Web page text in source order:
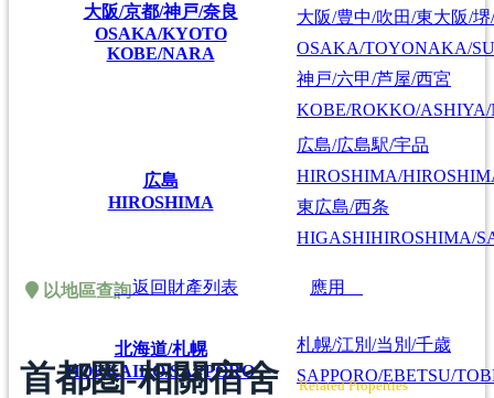
大阪/京都/神戸/奈良
OSAKA/KYOTO
KOBE/NARA
大阪/豊中/吹田/東大阪/
OSAKA/TOYONAKA/
神戸/六甲/芦屋/西宮
KOBE/ROKKO/
広島
HIROSHIMA
広島/広島駅/宇品
HIROSHIMA/
東広島/西条
HIGASHIHIROSHIMA/
以地區查詢
北海道/札幌
HOKKAIDO/SAPPORO
札幌/江別/当別/千歳
SAPPORO/EBETSU/
返回財產列表 應用
首都圏-相關宿舍 Related Properties